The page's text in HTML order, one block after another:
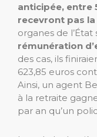
anticipée, entre
recevront pas
organes de
rémunération
des cas, ils
623,85 euros
Ainsi, un agent
à la retraite
par an qu’un